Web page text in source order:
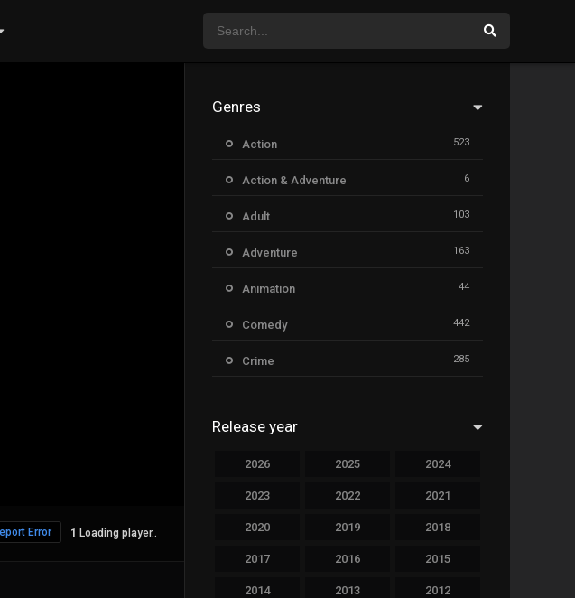
Loading player..
Report Error
Genres
Action 523
Action & Adventure 6
Adult 103
Adventure 163
Animation 44
Comedy 442
Crime 285
Drama
Family
Release year
2026 2025 2024
2023 2022 2021
2020 2019 2018
2017 2016 2015
2014 2013 2012